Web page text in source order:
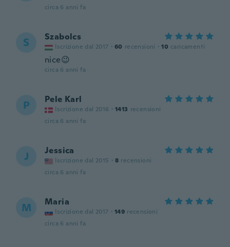
circa 6 anni fa
S Szabolcs
Iscrizione dal 2017 · 60 recensioni · 10 caricamenti
nice😉
circa 6 anni fa
P Pele Karl
Iscrizione dal 2016 · 1413 recensioni
circa 6 anni fa
J Jessica
Iscrizione dal 2015 · 8 recensioni
circa 6 anni fa
M Maria
Iscrizione dal 2017 · 149 recensioni
circa 6 anni fa